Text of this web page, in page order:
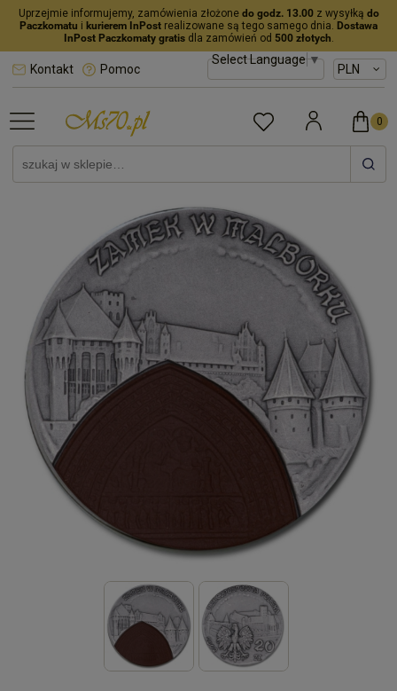
Uprzejmie informujemy, zamówienia złożone do godz. 13.00z wysyłką do
Paczkomatu i kurierem InPost realizowane są tego samego dnia. Dostawa
InPost Paczkomaty gratisdla zamówień od 500 złotych.
Select Language▼
Kontakt Pomoc